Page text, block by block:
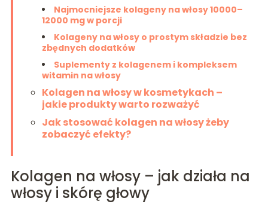
Najmocniejsze kolageny na włosy 10000–
12000 mg w porcji
Kolageny na włosy o prostym składzie bez
zbędnych dodatków
Suplementy z kolagenem i kompleksem
witamin na włosy
Kolagen na włosy w kosmetykach –
jakie produkty warto rozważyć
Jak stosować kolagen na włosy żeby
zobaczyć efekty?
Kolagen na włosy – jak działa na
włosy i skórę głowy